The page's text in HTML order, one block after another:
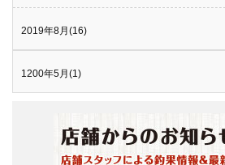
2019年8月(16)
1200年5月(1)